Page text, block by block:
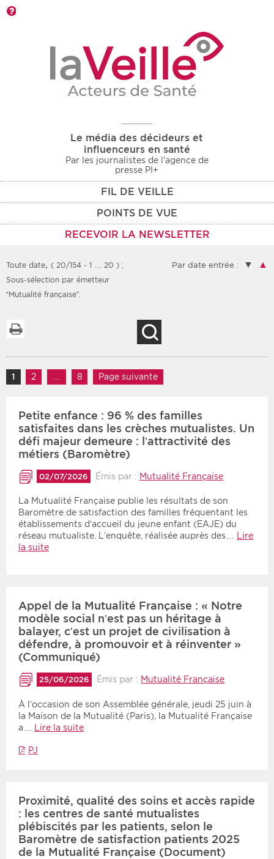
Le média des décideurs et
influenceurs en santé
Par les journalistes de l'agence de
presse PI+
FIL DE VEILLE
POINTS DE VUE
RECEVOIR LA NEWSLETTER
Filtres
Rendez-vous des 7
prochains jours
Recherche par mots clés
Type d'information
Rendez-vous
Secteur
Protection sociale
Sanitaire
Médico-social
Zone géographique
Choisir une zone
Choisir une date de débutChoisir une date de finChronologique
Inversé
Toute date, ( 20/154 - 1 … 20 ) ;
Sous-sélection par émetteur
“Mutualité française”.
Par date entrée : ▼ ▲
Navigation des articles
Page
1 Page
2 Page
8 Page suivante
Petite enfance : 96 % des familles
satisfaites dans les crèches mutualistes. Un
défi majeur demeure : l’attractivité des
métiers (Baromètre)
02/07/2026 Émis par : Mutualité Française
La Mutualité Française publie les résultats de son
Baromètre de satisfaction des familles fréquentant les
établissements d’accueil du jeune enfant (EAJE) du
réseau mutualiste. L’enquête, réalisée auprès des… Lire
la suite
Appel de la Mutualité Française : « Notre
modèle social n’est pas un héritage à
balayer, c’est un projet de civilisation à
défendre, à promouvoir et à réinventer »
(Communiqué)
25/06/2026 Émis par : Mutualité Française
À l’occasion de son Assemblée générale, jeudi 25 juin à
la Maison de la Mutualité (Paris), la Mutualité Française
a… Lire la suite
PJ
Proximité, qualité des soins et accès rapide
: les centres de santé mutualistes
plébiscités par les patients, selon le
Baromètre de satisfaction patients 2025
de la Mutualité Française (Document)